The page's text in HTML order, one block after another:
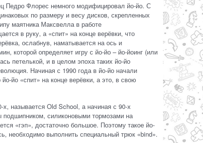
Педро Флорес немного модифицировал йо-йо. С
по размеру и весу дисков, скрепленных
маятника Максвелла в работе
в руку, а «спит» на конце верёвки, что
ослабнув, наматывается на ось и
которой определяет игру с йо-йо – йо-йоинг (или
петелькой, и в целом эпоха таких йо-йо
Начиная с 1990 года в йо-йо начали
йо «спит» на конце верёвки, а это, в свою
Old School, а начиная с 90-х
подшипником, силиконовыми тормозами на
«гэп», достаточно большое. Поэтому такое йо-
необходимо выполнить специальный трюк «bind».